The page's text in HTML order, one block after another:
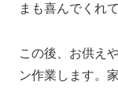
まも喜んでくれ
この後、お供え
ン作業します。